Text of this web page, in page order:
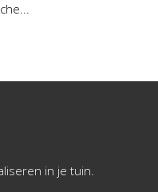
in je tuin.